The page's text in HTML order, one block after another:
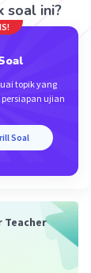
soal ini?
topik yang
ujian
Soal
Teacher